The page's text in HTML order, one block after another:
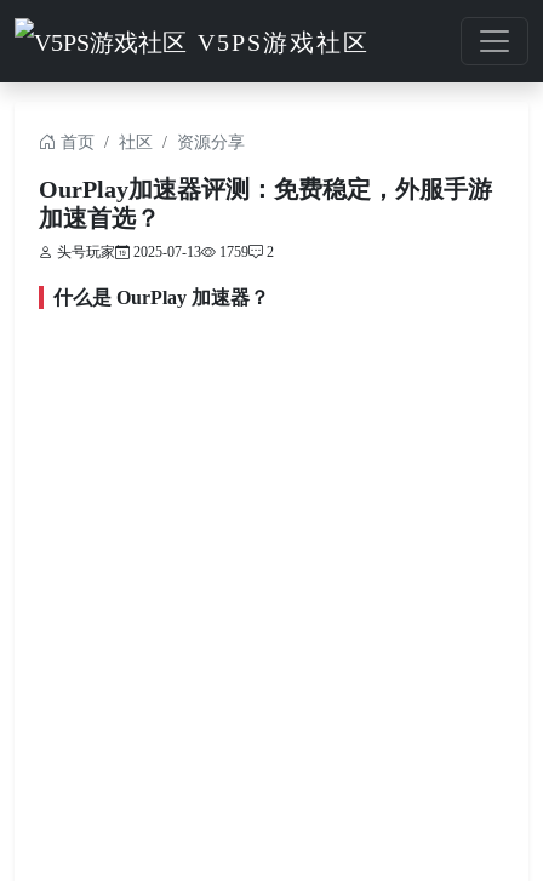
V5PS游戏社区
首页 社区 资源分享
OurPlay加速器评测：免费稳定，外服手游
加速首选？
头号玩家 2025-07-13 1759 2
什么是 OurPlay 加速器？